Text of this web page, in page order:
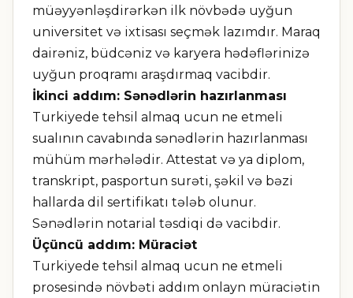
müəyyənləşdirərkən ilk növbədə uyğun
universitet və ixtisası seçmək lazımdır. Maraq
dairəniz, büdcəniz və karyera hədəflərinizə
uyğun proqramı araşdırmaq vacibdir.
İkinci addım: Sənədlərin hazırlanması
Turkiyede tehsil almaq ucun ne etmeli
sualının cavabında sənədlərin hazırlanması
mühüm mərhələdir. Attestat və ya diplom,
transkript, pasportun surəti, şəkil və bəzi
hallarda dil sertifikatı tələb olunur.
Sənədlərin notarial təsdiqi də vacibdir.
Üçüncü addım: Müraciət
Turkiyede tehsil almaq ucun ne etmeli
prosesində növbəti addım onlayn müraciətin